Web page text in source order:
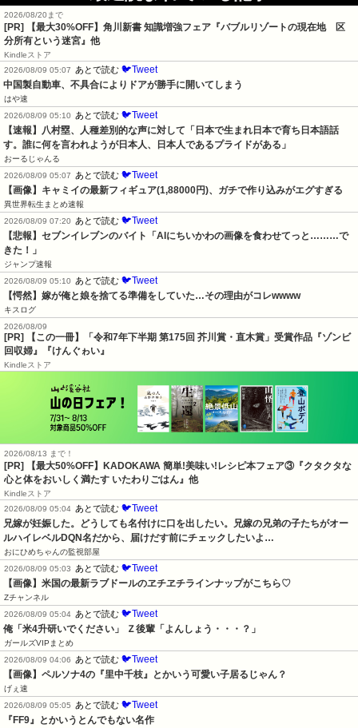
2026/08/20まで
[PR]
【最大30%OFF】角川新書 知識増強フェア『バブルリゾートの現在地 区
分所有という迷宮』他
Kindleストア
2026/08/09 05:07
あとで読む 🐦Tweet
中国製自動車、不具合によりドアが勝手に開いてしまう
はや速
2026/08/09 05:10
あとで読む 🐦Tweet
【速報】八村塁、人種差別的な声に対して「日本で生まれ日本で育ち日本語話
す。誰に何を言われようが日本人、日本人であるプライドがある」
おーるじゃんる
2026/08/09 05:07
あとで読む 🐦Tweet
【画像】キャミイの最新フィギュア(1,88000円)、ガチで作り込みがエグすぎる
異世界転生まとめ速報
2026/08/09 07:20
あとで読む 🐦Tweet
【悲報】セブンイレブンのバイト「AIにちいかわの画像を食わせてっと………で
きた！」
ジャンプ速報
2026/08/09 05:10
あとで読む 🐦Tweet
【愕然】嫁が俺と娘を捨てる準備をしていた…その理由がコレwwww
キスログ
2026/08/09
[PR] 【この一冊】「令和7年下半期 第175回 芥川賞・直木賞」受賞作品『ゾンビ
回収婦』『けんぐゎい』
Kindleストア
2026/08/13 まで！
[PR] 【最大50%OFF】KADOKAWA 簡単!美味い!レシピ本フェア③『クタクタな
心と体をおいしく満たす いたわりごはん』他
Kindleストア
2026/08/09 05:04 あとで読む 🐦Tweet
兄嫁が妊娠した。どうしても名付けに口を出したい。兄嫁の兄弟の子たちがオー
ルハイレベルDQN名だから、届けだす前にチェックしたいよ…
おにひめちゃんの監視部屋
2026/08/09 05:03
あとで読む 🐦Tweet
【画像】米国の最新ラブドールのヱチヱチラインナップがこちら♡
Zチャンネル
2026/08/09 05:04 あとで読む 🐦Tweet
俺「米4升研いでください」 Ｚ後輩「よんしょう・・・？」
ガールズVIPまとめ
2026/08/09 04:06
あとで読む 🐦Tweet
【画像】ペルソナ4の『里中千枝』とかいう可愛い子居るじゃん？
げぇ速
2026/08/09 05:05
あとで読む 🐦Tweet
『FF9』とかいうとんでもない名作